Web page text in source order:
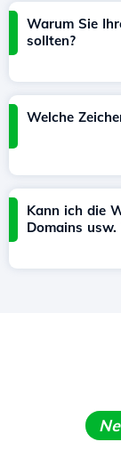
Warum Sie
sollten?
Welche
Kann ich die
Domains usw.